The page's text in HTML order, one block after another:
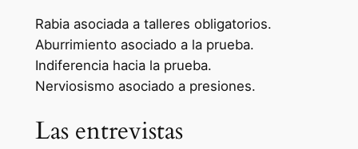
Rabia asociada a talleres obligatorios.
Aburrimiento asociado a la prueba.
Indiferencia hacia la prueba.
Nerviosismo asociado a presiones.
Las entrevistas